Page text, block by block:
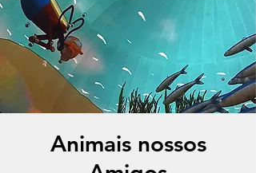
Animais nossos